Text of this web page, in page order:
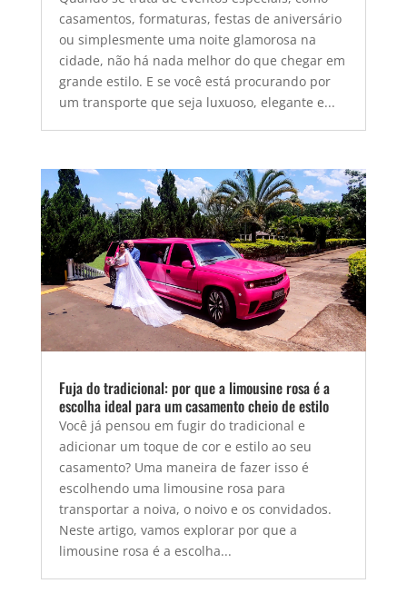
casamentos, formaturas, festas de aniversário
ou simplesmente uma noite glamorosa na
cidade, não há nada melhor do que chegar em
grande estilo. E se você está procurando por
um transporte que seja luxuoso, elegante e...
Fuja do tradicional: por que a limousine rosa é a
escolha ideal para um casamento cheio de estilo
Você já pensou em fugir do tradicional e
adicionar um toque de cor e estilo ao seu
casamento? Uma maneira de fazer isso é
escolhendo uma limousine rosa para
transportar a noiva, o noivo e os convidados.
Neste artigo, vamos explorar por que a
limousine rosa é a escolha...